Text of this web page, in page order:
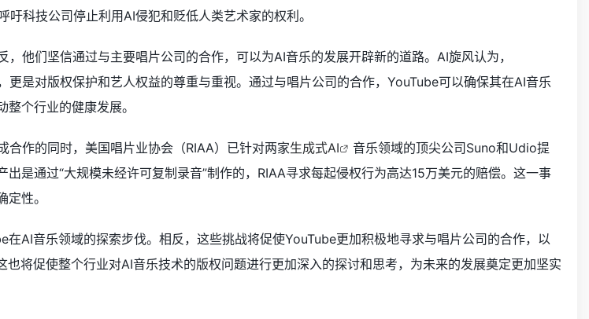
科技公司停止利用AI侵犯和贬低人类艺术家的权利。
他们坚信通过与主要唱片公司的合作，可以为AI音乐的发展开辟新的道路。AI旋风认为，
更是对版权保护和艺人权益的尊重与重视。通过与唱片公司的合作，YouTube可以确保其在AI音乐
个行业的健康发展。
作的同时，美国唱片业协会（RIAA）已针对两家生成式AI
音乐领域的顶尖公司Suno和Udio提
是通过“大规模未经许可复制录音”制作的，RIAA寻求每起侵权行为高达15万美元的赔偿。这一事
性。
AI音乐领域的探索步伐。相反，这些挑战将促使YouTube更加积极地寻求与唱片公司的合作，以
将促使整个行业对AI音乐技术的版权问题进行更加深入的探讨和思考，为未来的发展奠定更加坚实